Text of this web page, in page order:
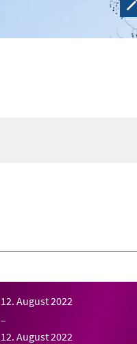
12. August 2022
–
12. August 2022